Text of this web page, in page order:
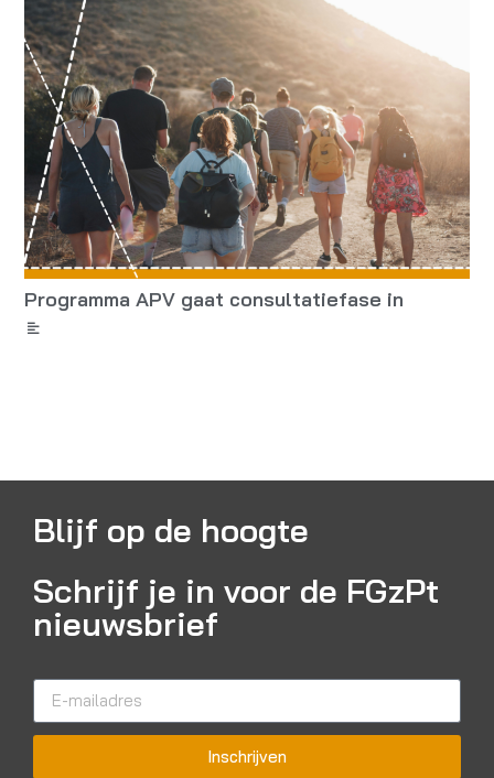
Programma APV gaat consultatiefase in
Blijf op de hoogte
Schrijf je in voor de FGzPt
nieuwsbrief
Inschrijven